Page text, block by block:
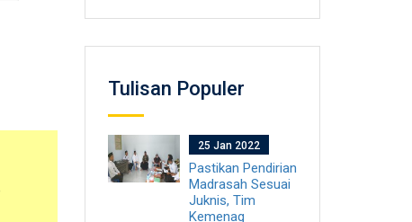
Tulisan Populer
25 Jan 2022
Pastikan Pendirian
Madrasah Sesuai
Juknis, Tim
Kemenag